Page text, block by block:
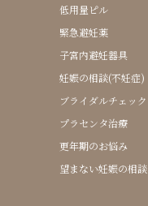
低用量ピル
緊急避妊薬
子宮内避妊器具
妊娠の相談(不妊症)
ブライダルチェック
プラセンタ治療
更年期のお悩み
望まない妊娠の相談